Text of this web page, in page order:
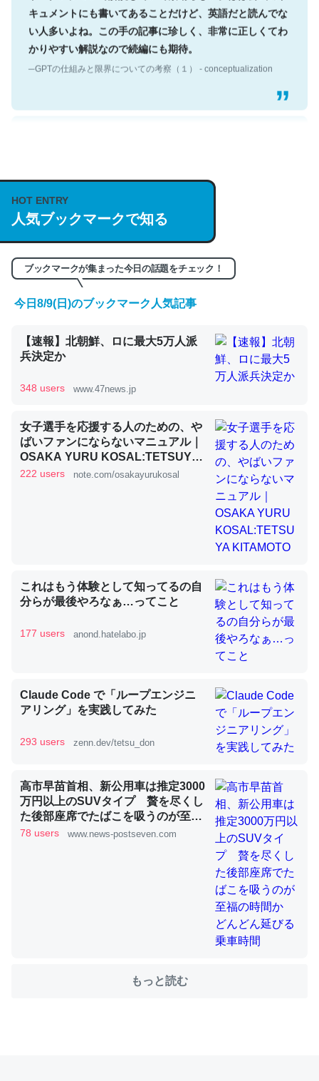
キュメントにも書いてあることだけど、英語だと読んでな
い人多いよね。この手の記事に珍しく、非常に正しくてわ
かりやすい解説なので続編にも期待。
─GPTの仕組みと限界についての考察（１） - conceptualization
https://isobe324649.hatenablog.com/entry/2023/03/27
/064121
─GPTの仕組みと限界についての考察（１） - conceptualization
くらい。小説でいう「ずっと前の伏線」は回収されないけ
ど、短期記憶というには多い分量。進化すればするほど分
─GPTの仕組みと限界についての考察（１） - conceptualization
昆虫ってカルシウム少ないのか。知らんかった。調べたら
コオロギのカルシウム分はエビの600分の1程度。
論文では「淡水はカルシウムも酸素も不足してて両方に不
利だから両方が拮抗してるのでは」とあって面白い。海に
いる鋏角類（カブトガニ・ウミグモ）はカルシウムを使わ
─ニュース :: 【研究発表】昆虫学の大問題＝「昆虫はなぜ海にいな
いのか」に関する新仮説
これを元に考えるとカルシウムを大量に使う脊椎動物と貝
類は苦労してるんだな…。腹足類だと殻を無くしてナメク
ジになったり努力してるし。
─ニュース :: 【研究発表】昆虫学の大問題＝「昆虫はなぜ海にいな
ちぼちRingも置こうかと画策中。あと、Googleマップで
HOT ENTRY
人気ブックマークで知る
ブックマークが集まった今日の話題をチェック！
今日8/9(日)のブックマーク人気記事
【速報】北朝鮮、ロに最大5万人派
兵決定か
348 users www.47news.jp
女子選手を応援する人のための、や
ばいファンにならないマニュアル｜
OSAKA YURU KOSAL:TETSUYA
KITAMOTO
222 users note.com/osakayurukosal
これはもう体験として知ってるの自
分らが最後やろなぁ…ってこと
177 users anond.hatelabo.jp
Claude Code で「ループエンジニ
アリング」を実践してみた
293 users zenn.dev/tetsu_don
高市早苗首相、新公用車は推定3000
万円以上のSUVタイプ 贅を尽くし
た後部座席でたばこを吸うのが至福
の時間か どんどん延びる乗車時間
78 users www.news-postseven.com
もっと読む